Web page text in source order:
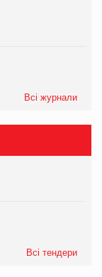
Всі журнали
Всі тендери